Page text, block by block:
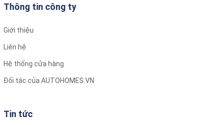
Thông tin công ty
Giới thiệu
Liên hệ
Hệ thống cửa hàng
Đối tác của AUTOHOMES.VN
Tin tức